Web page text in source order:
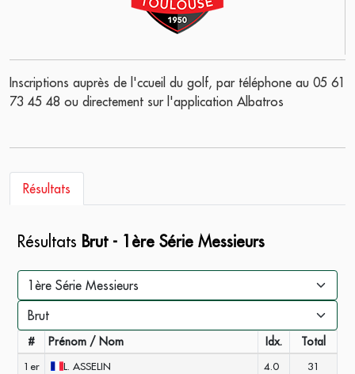
Inscriptions auprès de l'ccueil du golf, par téléphone au 05 61
73 45 48 ou directement sur l'application Albatros
Résultats
Résultats Brut - 1ère Série Messieurs
# Prénom / Nom Idx. Total
1er L. ASSELIN 4.0
31